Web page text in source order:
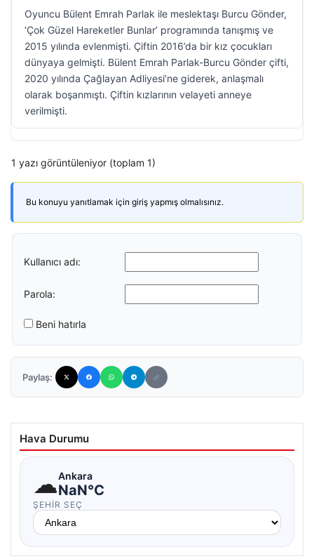
Oyuncu Bülent Emrah Parlak ile meslektaşı Burcu Gönder,
‘Çok Güzel Hareketler Bunlar’ programında tanışmış ve
2015 yılında evlenmişti. Çiftin 2016’da bir kız çocukları
dünyaya gelmişti. Bülent Emrah Parlak-Burcu Gönder çifti,
2020 yılında Çağlayan Adliyesi’ne giderek, anlaşmalı
olarak boşanmıştı. Çiftin kızlarının velayeti anneye
verilmişti.
1 yazı görüntüleniyor (toplam 1)
Bu konuyu yanıtlamak için giriş yapmış olmalısınız.
Kullanıcı adı:
Parola:
Beni hatırla
Paylaş:
Hava Durumu
☁Ankara
NaN°C
ŞEHIR SEÇ